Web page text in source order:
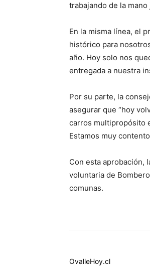
trabajando de la
En la misma línea, el
histórico para
año. Hoy solo nos
entregada a nuestra
Por su parte, la
asegurar que “hoy
carros multipropósito
Estamos muy
Con esta aprobación,
voluntaria de
comunas.
OvalleHoy.cl